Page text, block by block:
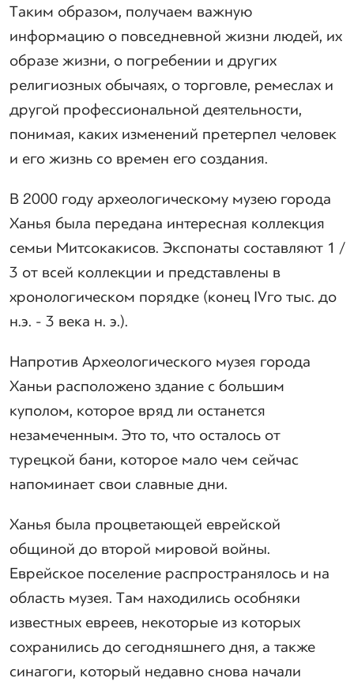
Таким образом, получаем важную
информацию о повседневной жизни людей, их
образе жизни, о погребении и других
религиозных обычаях, о торговле, ремеслах и
другой профессиональной деятельности,
понимая, каких изменений претерпел человек
и его жизнь со времен его создания.
В 2000 году археологическому музею города
Ханья была передана интересная коллекция
семьи Митсокакисов. Экспонаты составляют 1 /
3 от всей коллекции и представлены в
хронологическом порядке (конец IVго тыс. до
н.э. - 3 века н. э.).
Напротив Археологического музея города
Ханьи расположено здание с большим
куполом, которое вряд ли останется
незамеченным. Это то, что осталось от
турецкой бани, которое мало чем сейчас
напоминает свои славные дни.
Ханья была процветающей еврейской
общиной до второй мировой войны.
Еврейское поселение распространялось и на
область музея. Там находились особняки
известных евреев, некоторые из которых
сохранились до сегодняшнего дня, а также
синагоги, который недавно снова начали